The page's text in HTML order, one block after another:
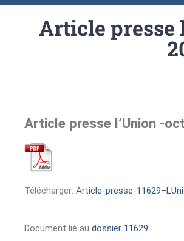
Article presse
Article presse l’Union -
Télécharger: Article-presse-
Document lié au dossier 11629